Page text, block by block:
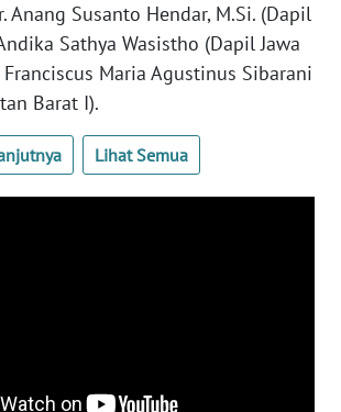
Anang Susanto Hendar, M.Si. (Dapil
Sathya Wasistho (Dapil Jawa
Maria Agustinus Sibarani
Barat I).
Lihat Semua